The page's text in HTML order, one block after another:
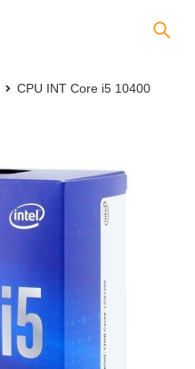
CPU INT Core i5 10400